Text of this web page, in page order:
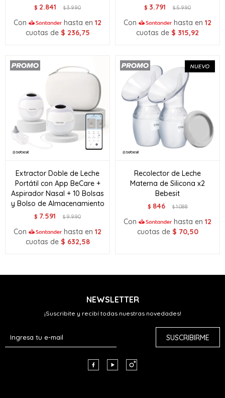
$ 2.841 $3.990
Con hasta en 12
cuotas de $ 236,75
$ 3.791 $5.990
Con hasta en 12
cuotas de $ 315,92
Extractor Doble de Leche
Portátil con App BeCare +
Aspirador Nasal + 10 Bolsas
y Bolso de Almacenamiento
$ 7.591 $9.990
Con hasta en 12
cuotas de $ 632,58
Recolector de Leche
Materna de Silicona x2
Bebesit
$ 846 $1.088
Con hasta en 12
cuotas de $ 70,50
NEWSLETTER
¡Suscribite y recibí todas nuestras novedades!
SUSCRIBIRME
  